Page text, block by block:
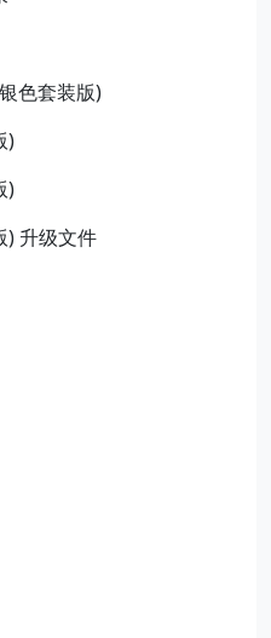
色套装版)
)
)
) 升级文件